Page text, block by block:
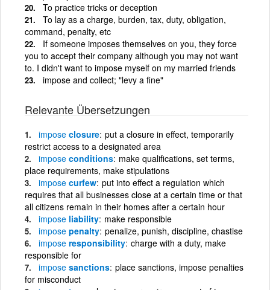
To practice tricks or deception
To lay as a charge, burden, tax, duty, obligation,
command, penalty, etc
If someone imposes themselves on you, they force
you to accept their company although you may not want
to. I didn't want to impose myself on my married friends
impose and collect; "levy a fine"
Relevante Übersetzungen
impose closure put a closure in effect, temporarily
restrict access to a designated area
impose conditions make qualifications, set terms,
place requirements, make stipulations
impose curfew put into effect a regulation which
requires that all businesses close at a certain time or that
all citizens remain in their homes after a certain hour
impose liability make responsible
impose penalty penalize, punish, discipline, chastise
impose responsibility charge with a duty, make
responsible for
impose sanctions place sanctions, impose penalties
for misconduct